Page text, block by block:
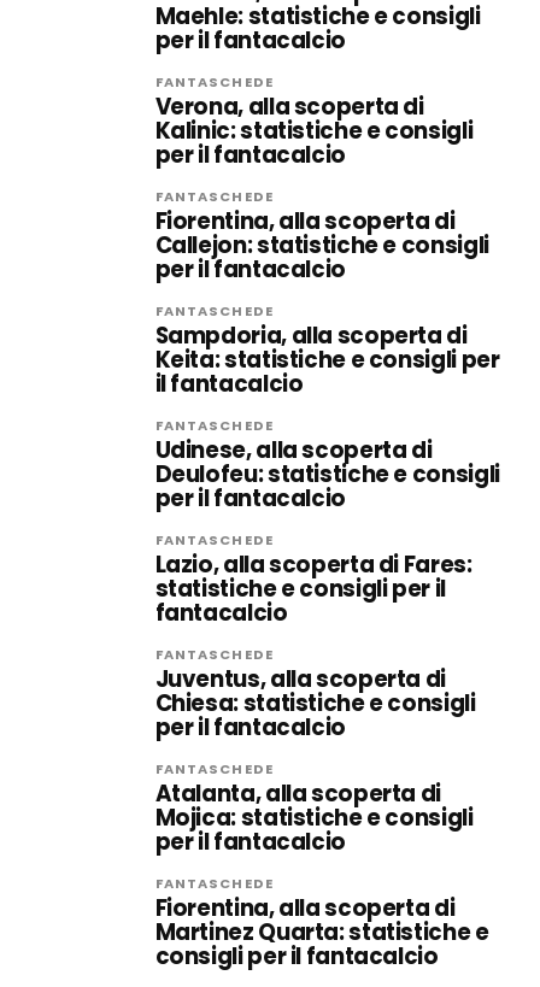
Maehle: statistiche e consigli
per il fantacalcio
FANTASCHEDE
Verona, alla scoperta di
Kalinic: statistiche e consigli
per il fantacalcio
FANTASCHEDE
Fiorentina, alla scoperta di
Callejon: statistiche e consigli
per il fantacalcio
FANTASCHEDE
Sampdoria, alla scoperta di
Keita: statistiche e consigli per
il fantacalcio
FANTASCHEDE
Udinese, alla scoperta di
Deulofeu: statistiche e consigli
per il fantacalcio
FANTASCHEDE
Lazio, alla scoperta di Fares:
statistiche e consigli per il
fantacalcio
FANTASCHEDE
Juventus, alla scoperta di
Chiesa: statistiche e consigli
per il fantacalcio
FANTASCHEDE
Atalanta, alla scoperta di
Mojica: statistiche e consigli
per il fantacalcio
FANTASCHEDE
Fiorentina, alla scoperta di
Martinez Quarta: statistiche e
consigli per il fantacalcio